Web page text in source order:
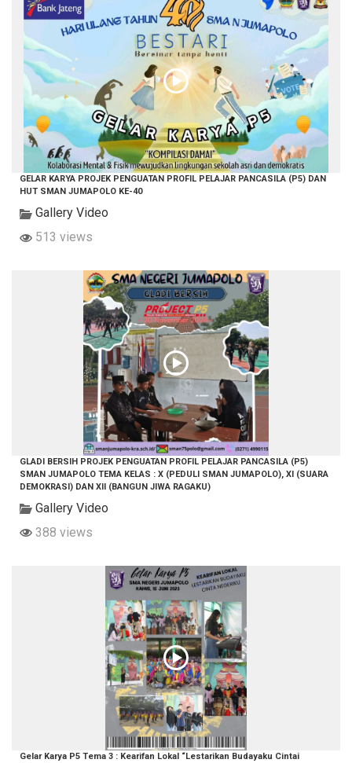
GELAR KARYA PROJEK PENGUATAN PROFIL PELAJAR PANCASILA (P5) DAN
HUT SMAN JUMAPOLO KE-40
Gallery Video
513 views
GLADI BERSIH PROJEK PENGUATAN PROFIL PELAJAR PANCASILA (P5)
SMAN JUMAPOLO TEMA KELAS : X (PEDULI SMAN JUMAPOLO), XI (SUARA
DEMOKRASI) DAN XII (BANGUN JIWA RAGAKU)
Gallery Video
388 views
Gelar Karya P5 Tema 3 : Kearifan Lokal “Lestarikan Budayaku Cintai